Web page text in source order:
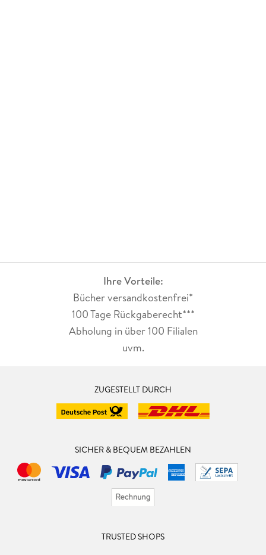
Ihre Vorteile:
Bücher versandkostenfrei*
100 Tage Rückgaberecht***
Abholung in über 100 Filialen
uvm.
ZUGESTELLT DURCH
SICHER & BEQUEM BEZAHLEN
TRUSTED SHOPS